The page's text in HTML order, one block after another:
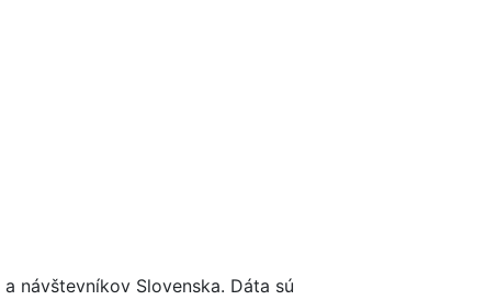
návštevníkov Slovenska. Dáta sú